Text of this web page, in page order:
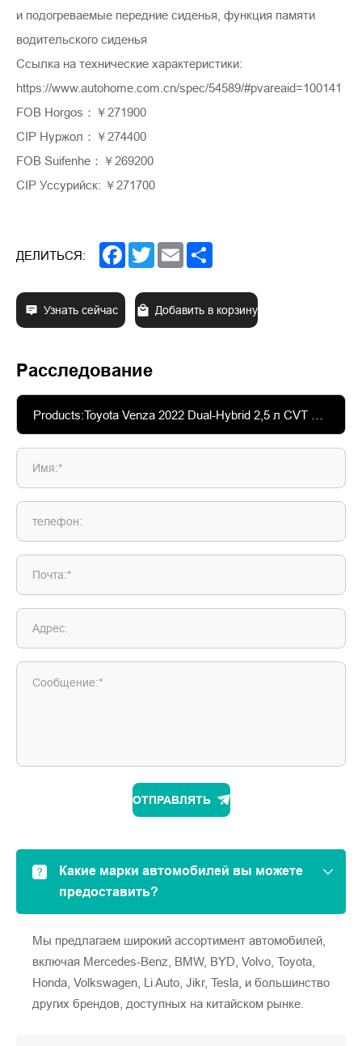
и подогреваемые передние сиденья, функция памяти
водительского сиденья
Ссылка на технические характеристики:
https://www.autohome.com.cn/spec/54589/#pvareaid=100141
FOB Horgos：￥271900
CIP Нуржол：￥274400
FOB Suifenhe：￥269200
CIP Уссурийск: ￥271700
ДЕЛИТЬСЯ: Facebook
TwitterEmail
Узнать сейчас Добавить в корзину
Расследование
Имя:*
телефон:
Почта:*
Адрес:
Сообщение:*
ОТПРАВЛЯТЬ
Какие марки автомобилей вы можете
предоставить?
Мы предлагаем широкий ассортимент автомобилей,
включая Mercedes-Benz, BMW, BYD, Volvo, Toyota,
Honda, Volkswagen, Li Auto, Jikr, Tesla, и большинство
других брендов, доступных на китайском рынке.